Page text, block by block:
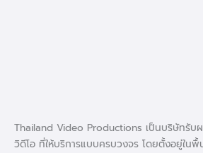
Thailand Video Productions เป็นบริษัทรั
วิดีโอ ที่ให้บริการแบบครบวงจร โดยตั้งอยู่ใน